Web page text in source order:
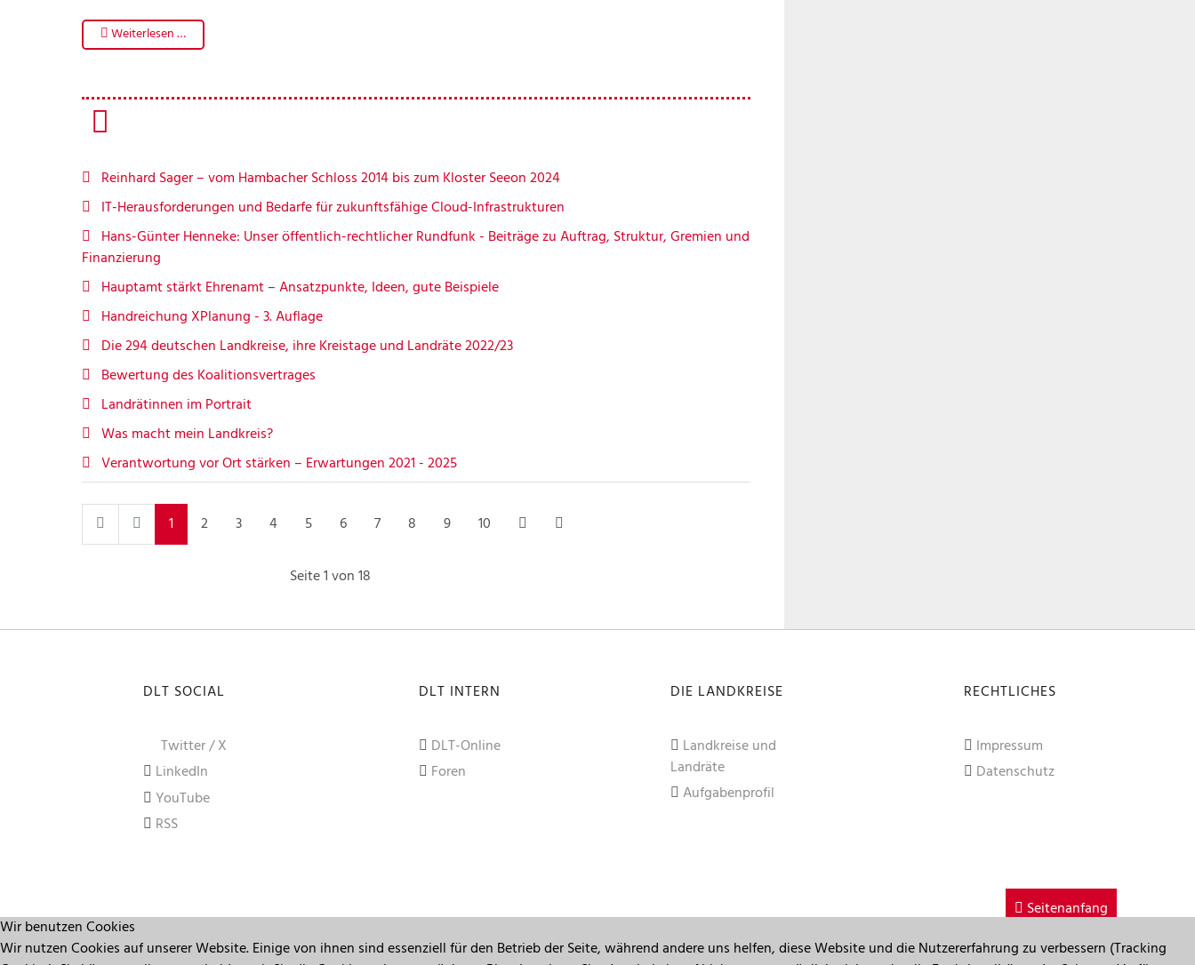
Weiterlesen …
Reinhard Sager – vom Hambacher Schloss 2014 bis zum Kloster Seeon 2024
IT-Herausforderungen und Bedarfe für zukunftsfähige Cloud-Infrastrukturen
Hans-Günter Henneke: Unser öffentlich-rechtlicher Rundfunk - Beiträge zu Auftrag, Struktur, Gremien und
Finanzierung
Hauptamt stärkt Ehrenamt – Ansatzpunkte, Ideen, gute Beispiele
Handreichung XPlanung - 3. Auflage
Die 294 deutschen Landkreise, ihre Kreistage und Landräte 2022/23
Bewertung des Koalitionsvertrages
Landrätinnen im Portrait
Was macht mein Landkreis?
Verantwortung vor Ort stärken – Erwartungen 2021 - 2025
1 2 3 4 5 6 7 8 9 10
Seite 1 von 18
DLT SOCIAL
Twitter / X
LinkedIn
YouTube
RSS
DLT INTERN
DLT-Online
Foren
DIE LANDKREISE
Landkreise und
Landräte
Aufgabenprofil
RECHTLICHES
Impressum
Datenschutz
Seitenanfang
Wir benutzen Cookies
Wir nutzen Cookies auf unserer Website. Einige von ihnen sind essenziell für den Betrieb der Seite, während andere uns helfen, diese Website und die Nutzererfahrung zu verbessern (Tracking